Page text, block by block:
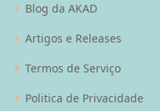
Blog da AKAD
Artigos e Releases
Termos de Serviço
Politica de Privacidade